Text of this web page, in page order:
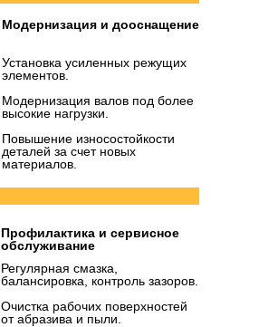
Установка усиленных режущих
элементов.
Модернизация валов под более
высокие нагрузки.
Повышение износостойкости
деталей за счет новых
материалов.
Модернизация и дооснащение
Регулярная смазка,
балансировка, контроль зазоров.
Очистка рабочих поверхностей
от абразива и пыли.
Профилактика и сервисное
обслуживание